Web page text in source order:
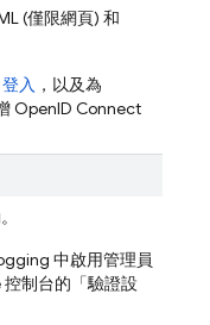
(僅限網頁) 和
入 ，以及為
OpenID Connect
中啟用管理員
控制台的「驗證設